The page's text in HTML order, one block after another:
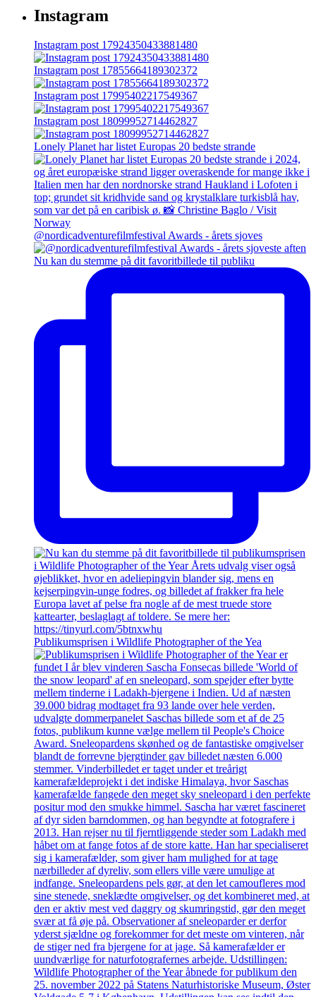
Instagram
Instagram post 17924350433881480
Instagram post 17855664189302372
Instagram post 17995402217549367
Instagram post 18099952714462827
Lonely Planet har listet Europas 20 bedste strande
@nordicadventurefilmfestival Awards - årets sjoves
Nu kan du stemme på dit favoritbillede til publiku
Publikumsprisen i Wildlife Photographer of the Yea